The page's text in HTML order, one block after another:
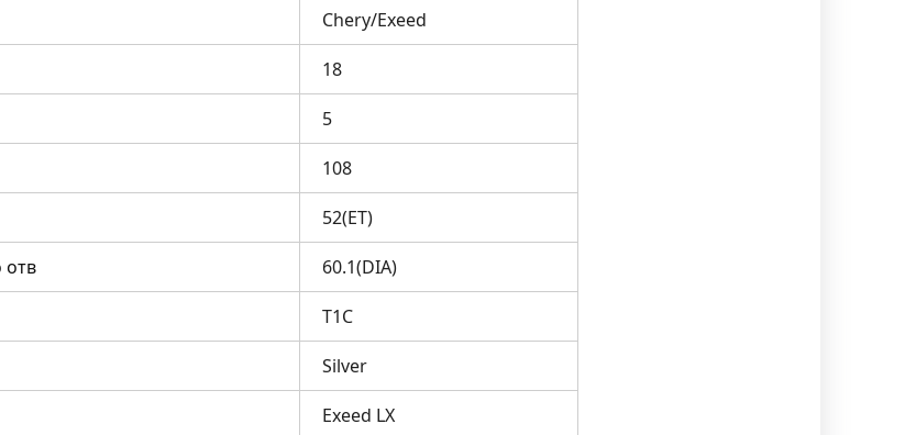
Chery/Exeed
18
5
108
52(ET)
отв 60.1(DIA)
T1C
Silver
Exeed LX